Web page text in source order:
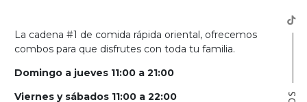
La cadena #1 de comida rápida oriental, ofrecemos
combos para que disfrutes con toda tu familia.
Domingo a jueves 11:00 a 21:00
Viernes y sábados 11:00 a 22:00